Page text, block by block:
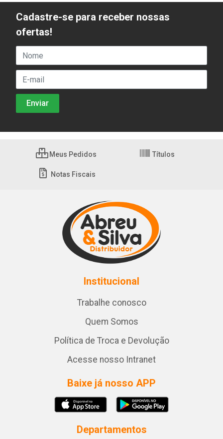
Cadastre-se para receber nossas
ofertas!
Meus Pedidos Títulos
Notas Fiscais
Institucional
Trabalhe conosco
Quem Somos
Política de Troca e Devolução
Acesse nosso Intranet
Baixe já nosso APP
Departamentos